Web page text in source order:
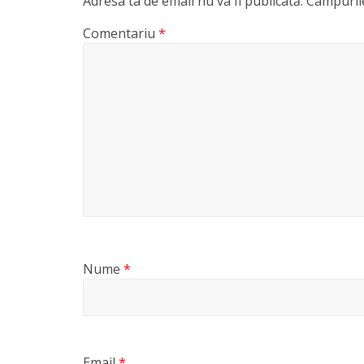
Comentariu *
Nume *